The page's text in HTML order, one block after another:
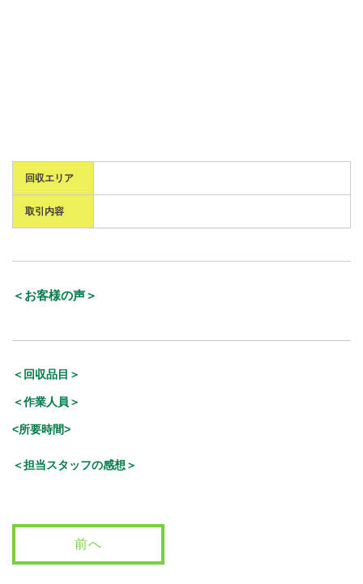
回収エリア
取引内容
＜お客様の声＞
＜回収品目＞
＜作業人員＞
<所要時間>
＜担当スタッフの感想＞
前へ